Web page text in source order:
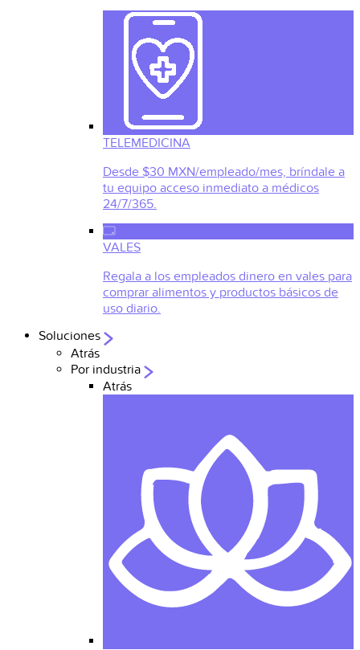
TELEMEDICINA
Desde $30 MXN/empleado/mes, bríndale a
tu equipo acceso inmediato a médicos
24/7/365.
VALES
Regala a los empleados dinero en vales para
comprar alimentos y productos básicos de
uso diario.
Soluciones
Atrás
Por industria
Atrás